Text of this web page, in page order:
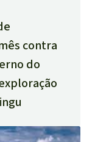
contra
do